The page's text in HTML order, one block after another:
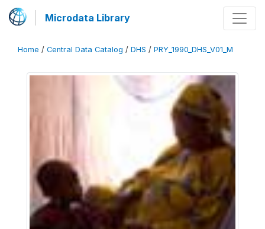
Microdata Library
Home / Central Data Catalog / DHS / PRY_1990_DHS_V01_M